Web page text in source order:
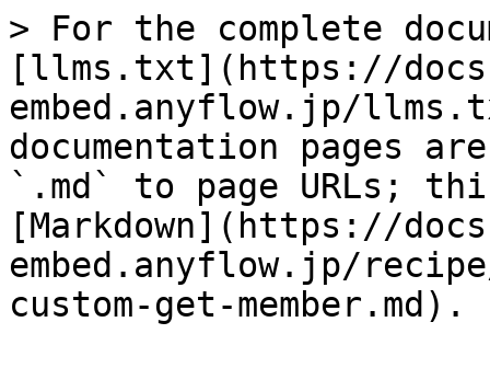
> For the complete
[llms.txt](https://
embed.anyflow.jp/
documentation pages
`.md` to page URLs;
[Markdown](https://
embed.anyflow.jp/
custom-get-member.md).